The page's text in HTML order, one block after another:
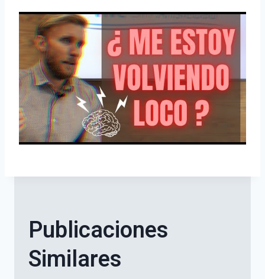
Publicaciones
Similares